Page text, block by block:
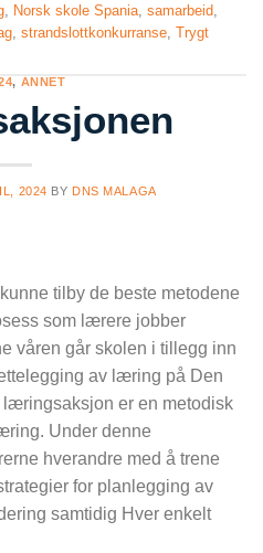
Norsk skole Spania samarbeid
strandslottkonkurranse Trygt
, ANNET
2024 BY DNS MALAGA
tilby de beste metodene
som lærere jobber
våren går skolen i tillegg inn
av læring på Den
er en metodisk
Under denne
hverandre med å trene
for planlegging av
samtidig Hver enkelt